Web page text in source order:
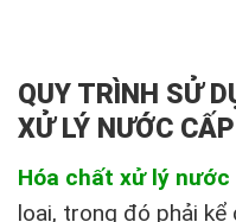
QUY TRÌNH SỬ
XỬ LÝ NƯỚC
Hóa chất xử lý
loại, trong đó phải kể